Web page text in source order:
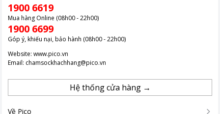
125H với 14 lõi và 18 luồng, đạt tốc độ tối đa 4.5 GHz.
Tích hợp GPU đồ họa Intel Arc và công nghệ AI, sản phẩm này
nâng cấp độ chi tiết hình ảnh và tối ưu hóa hiệu năng.
Tính năng AI Boost không chỉ đảm bảo hiệu suất vượt trội mà
còn tiết kiệm pin, mang đến trải nghiệm làm việc mượt mà và
Tiên phong trong kỷ nguyên AI
1900 6619
Mua hàng Online (08h00 - 22h00)
1900 6699
Góp ý, khiếu nại, bảo hành (08h00 - 22h00)
Website: www.pico.vn
Email: chamsockhachhang@pico.vn
Hệ thống cửa hàng →
Về Pico